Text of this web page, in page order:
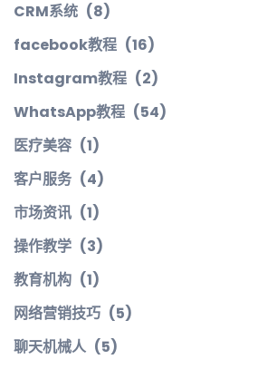
CRM系统 (8)
facebook教程 (16)
Instagram教程 (2)
WhatsApp教程 (54)
医疗美容 (1)
客户服务 (4)
市场资讯 (1)
操作教学 (3)
教育机构 (1)
网络营销技巧 (5)
聊天机械人 (5)